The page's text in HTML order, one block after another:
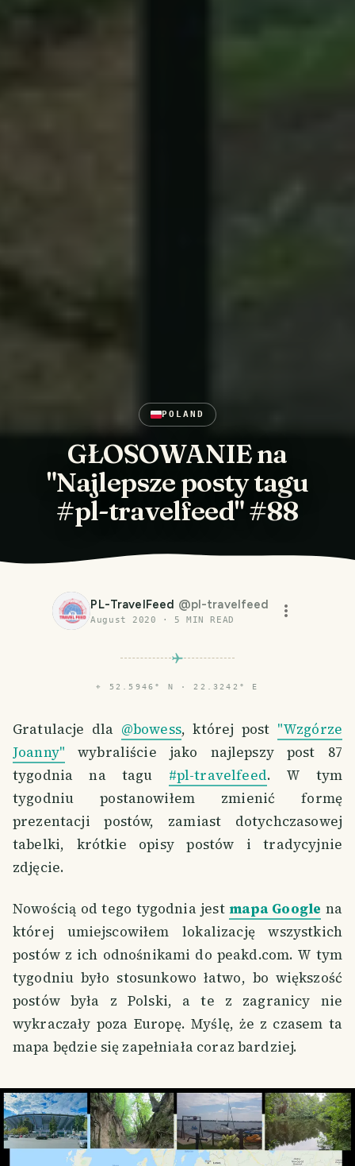
POLAND
GŁOSOWANIE na
"Najlepsze posty tagu
#pl-travelfeed" #88
PL-TravelFeed @pl-travelfeed
August 2020 ·5 MIN READ
⌖ 52.5946° N · 22.3242° E
Gratulacje dla @bowess, której post "Wzgórze
Joanny" wybraliście jako najlepszy post 87
tygodnia na tagu #pl-travelfeed. W tym
tygodniu postanowiłem zmienić formę
prezentacji postów, zamiast dotychczasowej
tabelki, krótkie opisy postów i tradycyjnie
zdjęcie.
Nowością od tego tygodnia jestmapa Google na
której umiejscowiłem lokalizację wszystkich
postów z ich odnośnikami do peakd.com. W tym
tygodniu było stosunkowo łatwo, bo większość
postów była z Polski, a te z zagranicy nie
wykraczały poza Europę. Myślę, że z czasem ta
mapa będzie się zapełniała coraz bardziej.